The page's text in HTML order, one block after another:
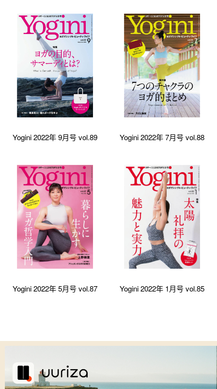
Yogini 2022年 9月号 vol.89 Yogini 2022年 7月号 vol.88
Yogini 2022年 5月号 vol.87 Yogini 2022年 1月号 vol.85